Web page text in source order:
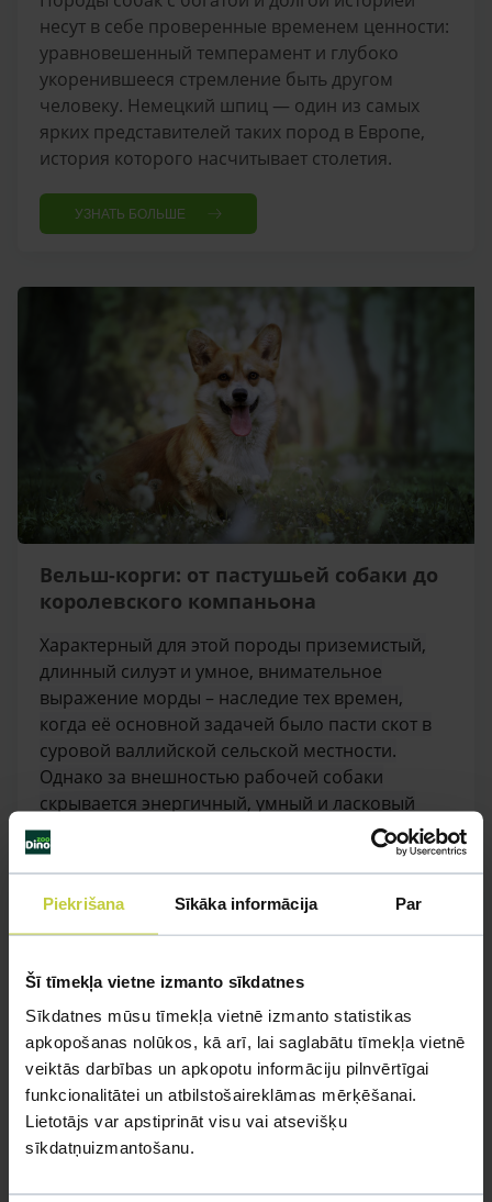
Piekrišana Sīkāka informācija Par
Šī tīmekļa vietne izmanto sīkdatnes
Sīkdatnes mūsu tīmekļa vietnē izmanto statistikas
apkopošanas nolūkos, kā arī, lai saglabātu tīmekļa vietnē
veiktās darbības un apkopotu informāciju pilnvērtīgai
funkcionalitātei un atbilstošaireklāmas mērķēšanai.
Lietotājs var apstiprināt visu vai atsevišķu
sīkdatņuizmantošanu.
несут в себе проверенные временем ценности:
уравновешенный темперамент и глубоко
укоренившееся стремление быть другом
человеку. Немецкий шпиц — один из самых
ярких представителей таких пород в Европе,
история которого насчитывает столетия.
УЗНАТЬ БОЛЬШЕ
Вельш-корги: от пастушьей собаки до
королевского компаньона
Характерный для этой породы приземистый,
длинный силуэт и умное, внимательное
выражение морды – наследие тех времен,
когда её основной задачей было пасти скот в
суровой валлийской сельской местности.
Однако за внешностью рабочей собаки
скрывается энергичный, умный и ласковый
компаньон, чьи черты характера позволили ей
завоевать место во многих семьях и при
королевском доме.
УЗНАТЬ БОЛЬШЕ